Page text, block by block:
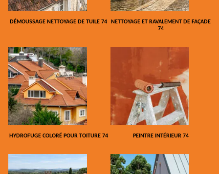
DÉMOUSSAGE NETTOYAGE DE TUILE 74
NETTOYAGE ET RAVALEMENT DE FAÇADE
74
HYDROFUGE COLORÉ POUR TOITURE 74 PEINTRE INTÉRIEUR 74